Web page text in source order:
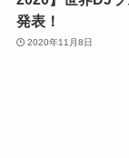
発表！
2020年11月8日